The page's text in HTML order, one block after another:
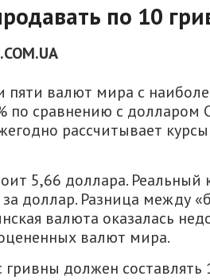
по 10
пяти валют мира с
по сравнению с
рассчитывает
5,66 доллара. Реальный
доллар. Разница между
валюта оказалась
валют мира.
должен составлять